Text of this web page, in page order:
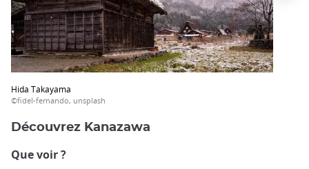
Hida Takayama
©fidel-fernando, unsplash
Découvrez Kanazawa
Que voir ?